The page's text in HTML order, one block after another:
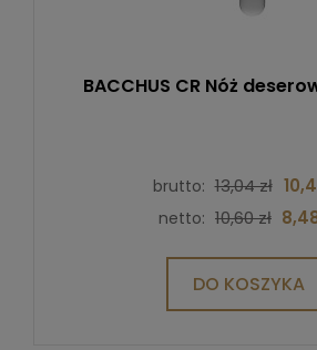
BACCHUS CR Nóż
brutto: 13,04 zł
netto: 10,60 zł
DO KOSZYKA